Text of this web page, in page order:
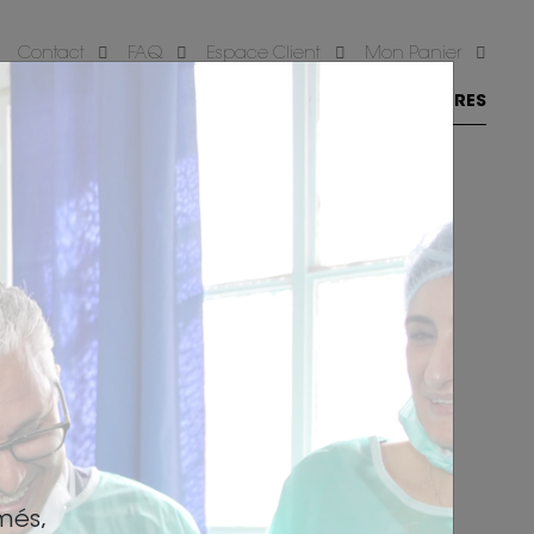
Contact FAQ Espace Client Mon Panier
NOS CENTRES